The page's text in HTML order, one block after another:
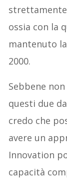
ossia con la
mantenuto
2000.
Sebbene
questi due
credo che
avere un
Innovation
capacità